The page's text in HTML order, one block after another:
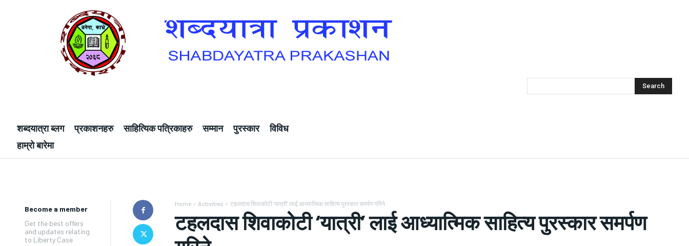
Search
शब्दयात्रा ब्लग प्रकाशनहरु साहित्यिक पत्रिकाहरु सम्मान पुरस्कार
विविध
हाम्रो बारेमा
Become a member
Get the best offers
and updates relating
to Liberty Case
Home Activities टहलदास शिवाकोटी ‘यात्री’ लाई आध्यात्मिक साहित्य पुरस्कार समर्पण गरिने
टहलदास शिवाकोटी ‘यात्री’ लाई आध्यात्मिक साहित्य पुरस्कार समर्पण